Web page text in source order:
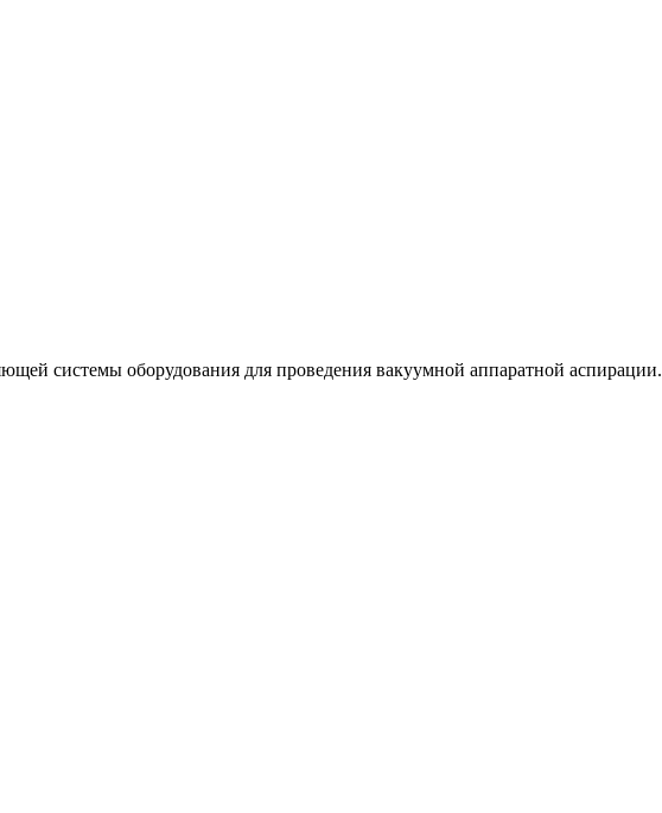
системы оборудования для проведения вакуумной аппаратной аспирации.